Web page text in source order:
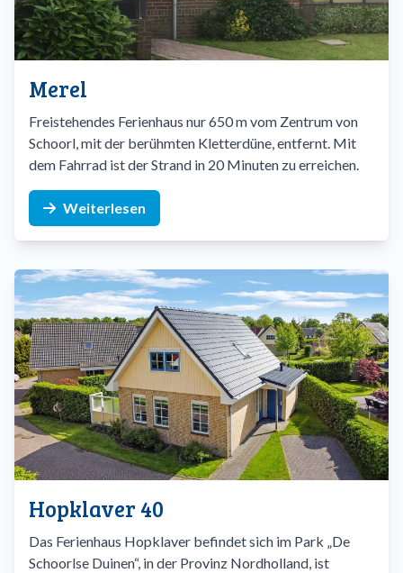
Merel
Freistehendes Ferienhaus nur 650 m vom Zentrum von
Schoorl, mit der berühmten Kletterdüne, entfernt. Mit
dem Fahrrad ist der Strand in 20 Minuten zu erreichen.
Weiterlesen
Hopklaver 40
Das Ferienhaus Hopklaver befindet sich im Park „De
Schoorlse Duinen“, in der Provinz Nordholland, ist